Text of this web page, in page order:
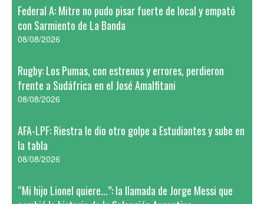
Federal A: Mitre no pudo pisar fuerte de local y empató
con Sarmiento de La Banda
08/08/2026
Rugby: Los Pumas, con estrenos y errores, perdieron
frente a Sudáfrica en el José Amalfitani
08/08/2026
AFA-LPF: Riestra le dio otro golpe a Estudiantes y sube en
la tabla
08/08/2026
“Mi hijo Lionel quiere...”: la llamada de Jorge Messi que